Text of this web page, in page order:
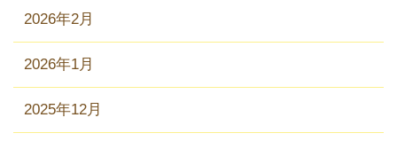
2026年2月
2026年1月
2025年12月